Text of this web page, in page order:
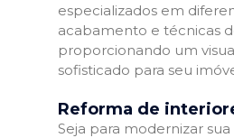
especializados em
acabamento e técnicas
proporcionando um
sofisticado para seu
Reforma de
Seja para modernizar sua